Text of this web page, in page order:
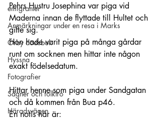
emigranter
Anmärkningar under en resa i Marks
Örby dödsbok
Hyssna
Fotografier
Sägner och folktro
Häradsvägen
Pehrs Hustru Josephina var piga vid
Maderna innan de flyttade till Hultet och
gifte sig.
Hon hade varit piga på många gårdar
runt om socknen men hittar inte någon
exakt födelsedatum.
Hittar henne som piga under Sandgatan
och då kommen från Bua p46.
En notis här är: